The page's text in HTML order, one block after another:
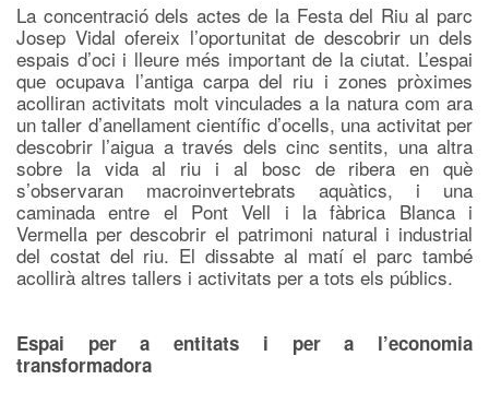
La concentració dels actes de la Festa del Riu al parc
Josep Vidal ofereix l’oportunitat de descobrir un dels
espais d’oci i lleure més important de la ciutat. L’espai
que ocupava l’antiga carpa del riu i zones pròximes
acolliran activitats molt vinculades a la natura com ara
un taller d’anellament científic d’ocells, una activitat per
descobrir l’aigua a través dels cinc sentits, una altra
sobre la vida al riu i al bosc de ribera en què
s’observaran macroinvertebrats aquàtics, i una
caminada entre el Pont Vell i la fàbrica Blanca i
Vermella per descobrir el patrimoni natural i industrial
del costat del riu. El dissabte al matí el parc també
acollirà altres tallers i activitats per a tots els públics.
Espai per a entitats i per a l’economia
transformadora